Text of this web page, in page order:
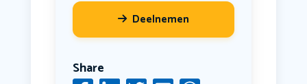
Deelnemen
Share